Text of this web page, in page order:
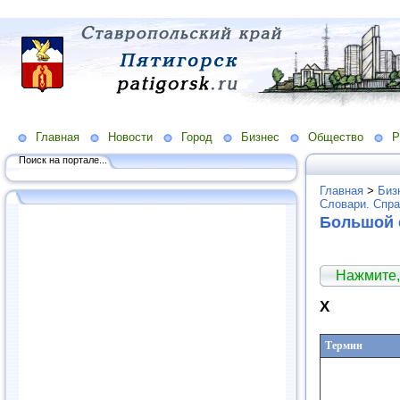
Главная Новости Город Бизнес Общество
Поиск на портале...
Главная >
Словари.
Большой
Х
Термин